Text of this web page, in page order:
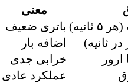
معنی
باتری ضعیف
ثانیه)
اضافه بار
خرابی جدی
عملکرد عادی